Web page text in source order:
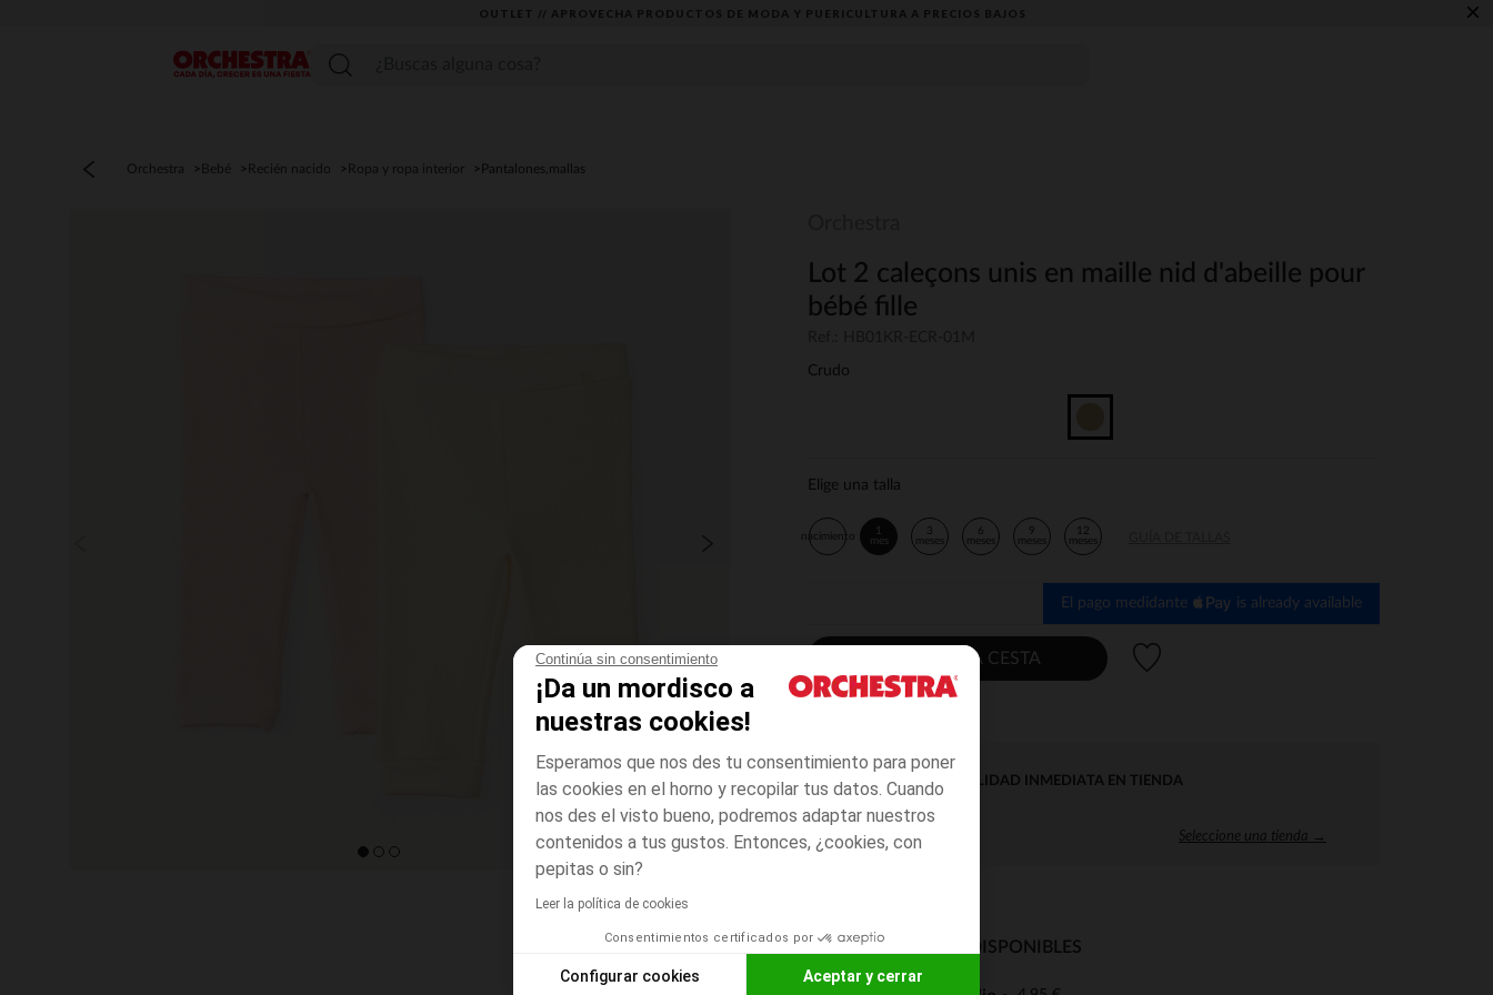
Continúa sin consentimiento
¡Da un mordisco a
nuestras cookies!
Esperamos que nos des tu consentimiento para poner
las cookies en el horno y recopilar tus datos. Cuando
nos des el visto bueno, podremos adaptar nuestros
contenidos a tus gustos. Entonces, ¿cookies, con
pepitas o sin?
Leer la política de cookies
Consentimientos certificados por
Configurar cookies Aceptar y cerrar
OUTLET // APROVECHA PRODUCTOS DE MODA Y PUERICULTURA A PRECIOS BAJOS ×
Menú
Orchestra Bebé Recién nacido Ropa y ropa interior Pantalones,mallas
Lot 2 caleçons unis en maille nid d'abeille pour
bébé fille
Crudo
Elige una talla
nacimiento
1
mes
3
meses
6
meses
9
meses
12
meses
El pago medidante is already available
AÑADIR A LA CESTA
DISPONIBILIDAD INMEDIATA EN TIENDA
Seleccione una tienda →
MODOS DE ENVÍO DISPONIBLES